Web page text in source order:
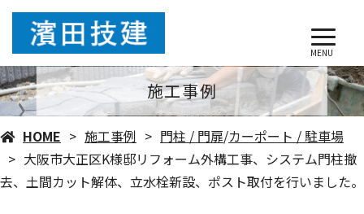
MENU
施工事例
HOME 施工事例 門柱 / 門扉/カーポート / 駐車場
大阪市大正区K様邸リフォーム外構工事、システム門柱撤
去、土間カット解体、立水栓新設、ポスト取付を行いました。